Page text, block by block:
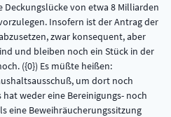
Deckungslücke von etwa 8 Milliarden
Insofern ist der Antrag der
zwar konsequent, aber
und bleiben noch ein Stück in der
({0}) Es müßte heißen:
um dort noch
weder eine Bereinigungs- noch
eine Beweihräucherungssitzung